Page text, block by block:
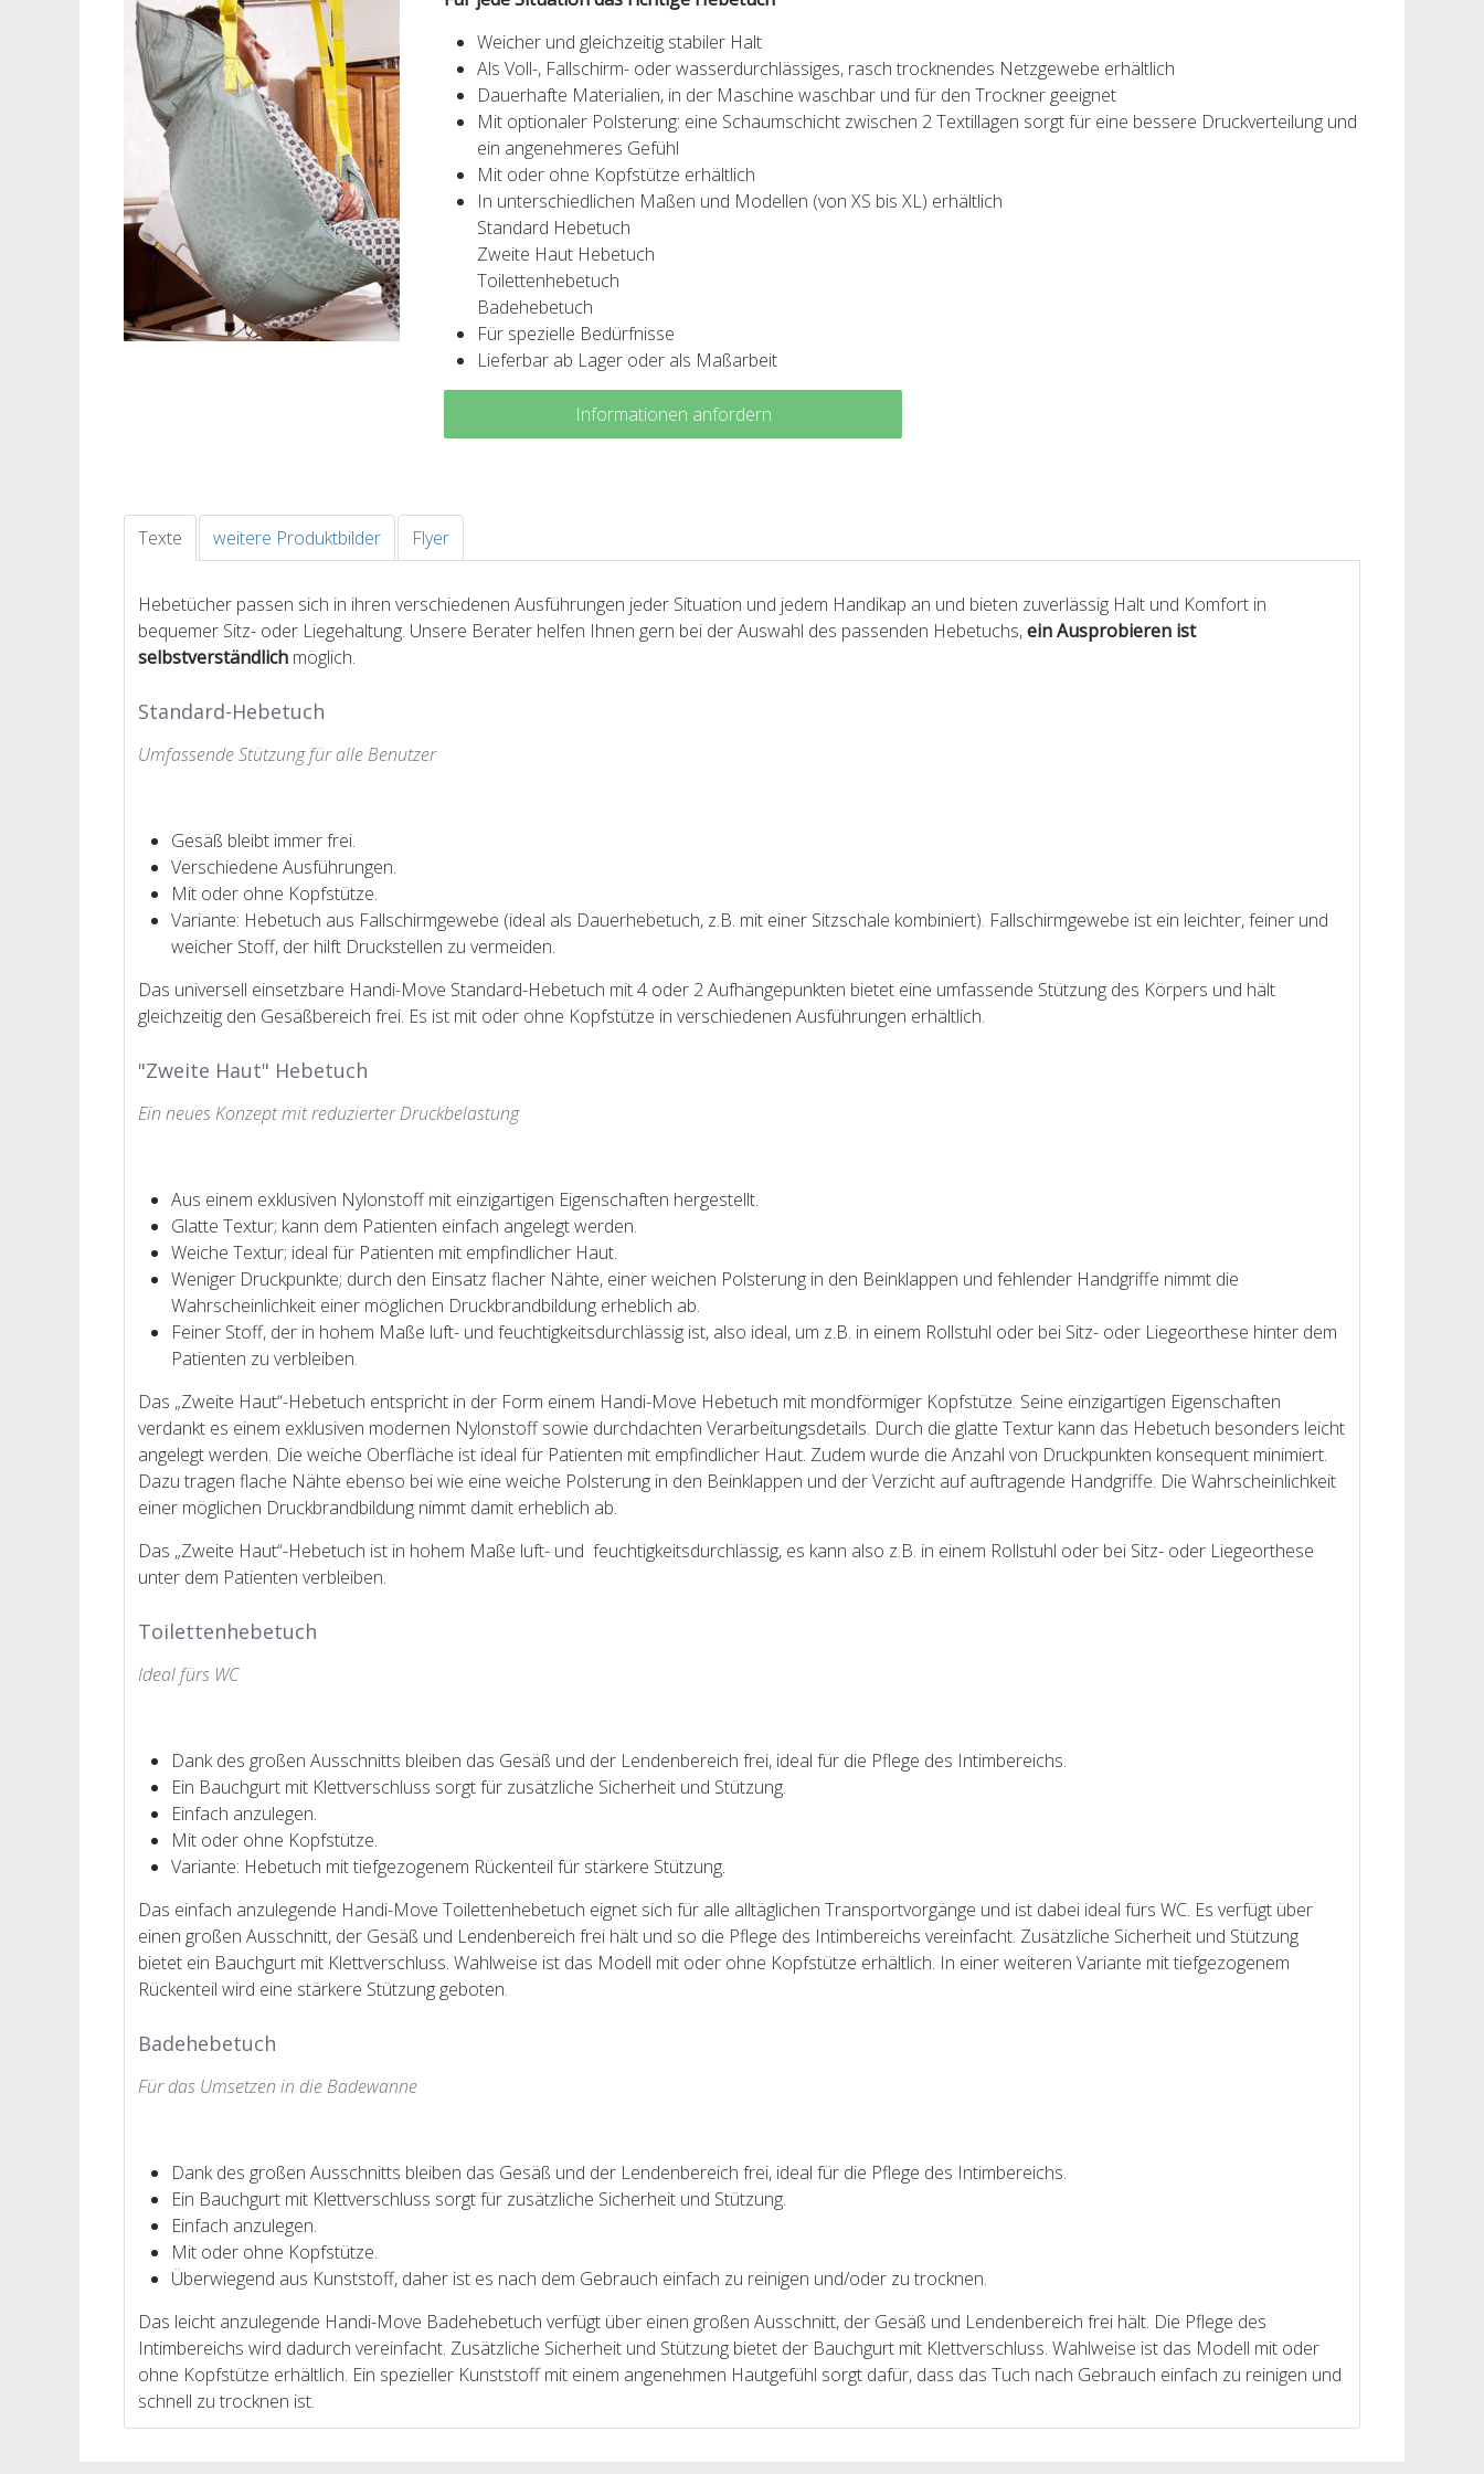
Weicher und gleichzeitig stabiler Halt
Als Voll-, Fallschirm- oder wasserdurchlässiges, rasch trocknendes Netzgewebe erhältlich
Dauerhafte Materialien, in der Maschine waschbar und für den Trockner geeignet
Mit optionaler Polsterung: eine Schaumschicht zwischen 2 Textillagen sorgt für eine bessere Druckverteilung und
ein angenehmeres Gefühl
Mit oder ohne Kopfstütze erhältlich
In unterschiedlichen Maßen und Modellen (von XS bis XL) erhältlich
Standard Hebetuch
Zweite Haut Hebetuch
Toilettenhebetuch
Badehebetuch
Für spezielle Bedürfnisse
Lieferbar ab Lager oder als Maßarbeit
Informationen anfordern
Texte weitere Produktbilder Flyer
Hebetücher passen sich in ihren verschiedenen Ausführungen jeder Situation und jedem Handikap an und bieten zuverlässig Halt und Komfort in
bequemer Sitz- oder Liegehaltung. Unsere Berater helfen Ihnen gern bei der Auswahl des passenden Hebetuchs,ein Ausprobieren ist
selbstverständlich möglich.
Standard-Hebetuch
Umfassende Stützung für alle Benutzer
Gesäß bleibt immer frei.
Verschiedene Ausführungen.
Mit oder ohne Kopfstütze.
Variante: Hebetuch aus Fallschirmgewebe (ideal als Dauerhebetuch, z.B. mit einer Sitzschale kombiniert). Fallschirmgewebe ist ein leichter, feiner und
weicher Stoff, der hilft Druckstellen zu vermeiden.
Das universell einsetzbare Handi-Move Standard-Hebetuch mit 4 oder 2 Aufhängepunkten bietet eine umfassende Stützung des Körpers und hält
gleichzeitig den Gesäßbereich frei. Es ist mit oder ohne Kopfstütze in verschiedenen Ausführungen erhältlich.
"Zweite Haut" Hebetuch
Ein neues Konzept mit reduzierter Druckbelastung
Aus einem exklusiven Nylonstoff mit einzigartigen Eigenschaften hergestellt.
Glatte Textur; kann dem Patienten einfach angelegt werden.
Weiche Textur; ideal für Patienten mit empfindlicher Haut.
Weniger Druckpunkte; durch den Einsatz flacher Nähte, einer weichen Polsterung in den Beinklappen und fehlender Handgriffe nimmt die
Wahrscheinlichkeit einer möglichen Druckbrandbildung erheblich ab.
Feiner Stoff, der in hohem Maße luft- und feuchtigkeitsdurchlässig ist, also ideal, um z.B. in einem Rollstuhl oder bei Sitz- oder Liegeorthese hinter dem
Patienten zu verbleiben.
Das „Zweite Haut“-Hebetuch entspricht in der Form einem Handi-Move Hebetuch mit mondförmiger Kopfstütze. Seine einzigartigen Eigenschaften
verdankt es einem exklusiven modernen Nylonstoff sowie durchdachten Verarbeitungsdetails. Durch die glatte Textur kann das Hebetuch besonders leicht
angelegt werden. Die weiche Oberfläche ist ideal für Patienten mit empfindlicher Haut. Zudem wurde die Anzahl von Druckpunkten konsequent minimiert.
Dazu tragen flache Nähte ebenso bei wie eine weiche Polsterung in den Beinklappen und der Verzicht auf auftragende Handgriffe. Die Wahrscheinlichkeit
einer möglichen Druckbrandbildung nimmt damit erheblich ab.
Das „Zweite Haut“-Hebetuch ist in hohem Maße luft- und feuchtigkeitsdurchlässig, es kann also z.B. in einem Rollstuhl oder bei Sitz- oder Liegeorthese
unter dem Patienten verbleiben.
Toilettenhebetuch
Ideal fürs WC
Dank des großen Ausschnitts bleiben das Gesäß und der Lendenbereich frei, ideal für die Pflege des Intimbereichs.
Ein Bauchgurt mit Klettverschluss sorgt für zusätzliche Sicherheit und Stützung.
Einfach anzulegen.
Mit oder ohne Kopfstütze.
Variante: Hebetuch mit tiefgezogenem Rückenteil für stärkere Stützung.
Das einfach anzulegende Handi-Move Toilettenhebetuch eignet sich für alle alltäglichen Transportvorgänge und ist dabei ideal fürs WC. Es verfügt über
einen großen Ausschnitt, der Gesäß und Lendenbereich frei hält und so die Pflege des Intimbereichs vereinfacht. Zusätzliche Sicherheit und Stützung
bietet ein Bauchgurt mit Klettverschluss. Wahlweise ist das Modell mit oder ohne Kopfstütze erhältlich. In einer weiteren Variante mit tiefgezogenem
Rückenteil wird eine stärkere Stützung geboten.
Badehebetuch
Für das Umsetzen in die Badewanne
Dank des großen Ausschnitts bleiben das Gesäß und der Lendenbereich frei, ideal für die Pflege des Intimbereichs.
Ein Bauchgurt mit Klettverschluss sorgt für zusätzliche Sicherheit und Stützung.
Einfach anzulegen.
Mit oder ohne Kopfstütze.
Überwiegend aus Kunststoff, daher ist es nach dem Gebrauch einfach zu reinigen und/oder zu trocknen.
Das leicht anzulegende Handi-Move Badehebetuch verfügt über einen großen Ausschnitt, der Gesäß und Lendenbereich frei hält. Die Pflege des
Intimbereichs wird dadurch vereinfacht. Zusätzliche Sicherheit und Stützung bietet der Bauchgurt mit Klettverschluss. Wahlweise ist das Modell mit oder
ohne Kopfstütze erhältlich. Ein spezieller Kunststoff mit einem angenehmen Hautgefühl sorgt dafür, dass das Tuch nach Gebrauch einfach zu reinigen und
schnell zu trocknen ist.